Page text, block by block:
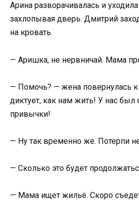
Арина разворачивалась и
захлопывая дверь. Дмитрий
на кровать.
— Аришка, не нервничай. Мама
— Помочь? — жена повернулась
диктует, как нам жить! У нас был
привычки!
— Ну так временно же. Потерпи
— Сколько это будет
— Мама ищет жильё. Скоро